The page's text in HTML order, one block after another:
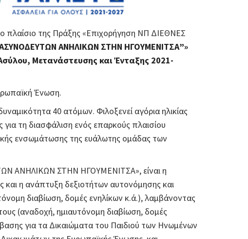
πλαίσιο της Πράξης «Επιχορήγηση ΝΠ ΔΙΕΘΝΕΣ
ΑΝΗΛΙΚΩΝ ΣΤΗΝ ΗΓΟΥΜΕΝΙΤΣΑ”»
Μετανάστευσης και Ένταξης 2021-
Ένωση.
40 ατόμων. Φιλοξενεί αγόρια ηλικίας
τη διασφάλιση ενός επαρκούς πλαισίου
ενσωμάτωσης της ευάλωτης ομάδας των
ΑΝΗΛΙΚΩΝ ΣΤΗΝ ΗΓΟΥΜΕΝΙΤΣΑ», είναι η
και η ανάπτυξη δεξιοτήτων αυτονόμησης και
διαβίωση, δομές ενηλίκων κ.ά.), λαμβάνοντας
τους (αναδοχή, ημιαυτόνομη διαβίωση, δομές
για τα Δικαιώματα του Παιδιού των Ηνωμένων